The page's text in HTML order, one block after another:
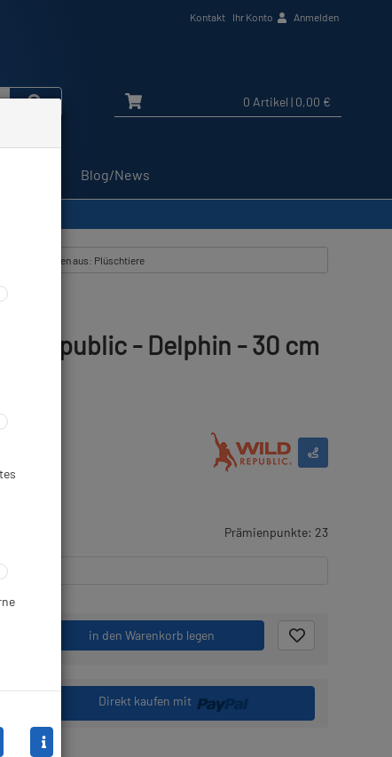
Kontakt Ihr Konto Anmelden
0 Artikel | 0,00 €
Blog/News
Alle Artikel zeigen aus: Plüschtiere
Republic - Delphin - 30 cm
Prämienpunkte: 23
in den Warenkorb legen
Direkt kaufen mit